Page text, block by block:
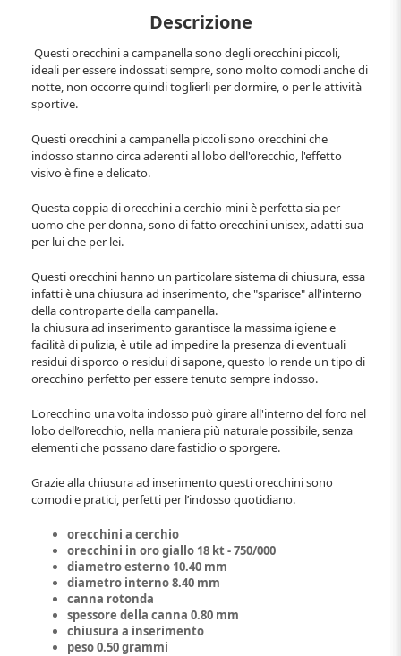
Descrizione
Questi orecchini a campanella sono degli orecchini piccoli,
ideali per essere indossati sempre, sono molto comodi anche di
notte, non occorre quindi toglierli per dormire, o per le attività
sportive.
Questi orecchini a campanella piccoli sono orecchini che
indosso stanno circa aderenti al lobo dell'orecchio, l'effetto
visivo è fine e delicato.
Questa coppia di orecchini a cerchio mini è perfetta sia per
uomo che per donna, sono di fatto orecchini unisex, adatti sua
per lui che per lei.
Questi orecchini hanno un particolare sistema di chiusura, essa
infatti è una chiusura ad inserimento, che "sparisce" all'interno
della controparte della campanella.
la chiusura ad inserimento garantisce la massima igiene e
facilità di pulizia, è utile ad impedire la presenza di eventuali
residui di sporco o residui di sapone, questo lo rende un tipo di
orecchino perfetto per essere tenuto sempre indosso.
L'orecchino una volta indosso può girare all'interno del foro nel
lobo dell’orecchio, nella maniera più naturale possibile, senza
elementi che possano dare fastidio o sporgere.
Grazie alla chiusura ad inserimento questi orecchini sono
comodi e pratici, perfetti per l’indosso quotidiano.
orecchini a cerchio
orecchini in oro giallo 18 kt - 750/000
diametro esterno 10.40 mm
diametro interno 8.40 mm
canna rotonda
spessore della canna 0.80 mm
chiusura a inserimento
peso 0.50 grammi